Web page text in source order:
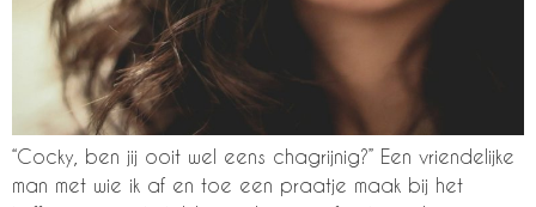
“Cocky, ben jij ooit wel eens chagrijnig?” Een vriendelijke
man met wie ik af en toe een praatje maak bij het